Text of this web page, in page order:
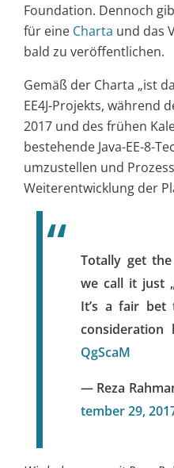
Foundation. Dennoch
für eine Charta und das
bald zu veröffentlichen.
Gemäß der Charta „ist
EE4J-Projekts, während
2017 und des frühen
bestehende Java-EE-8-
umzustellen und
Weiterentwicklung der
Totally get
we call it just
It’s a fair
consideration
QgScaM
— Reza
tember 29,